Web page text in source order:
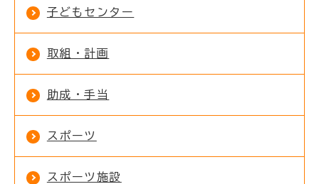
子どもセンター
取組・計画
助成・手当
スポーツ
スポーツ施設